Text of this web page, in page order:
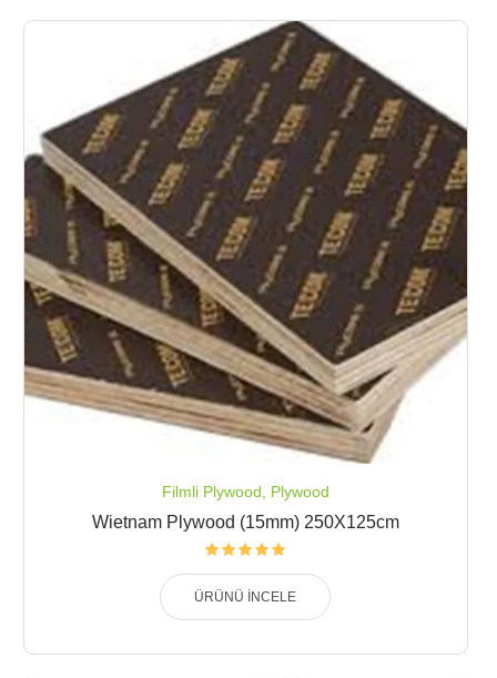
Filmli Plywood Plywood
Wietnam Plywood (15mm) 250X125cm
ÜRÜNÜ İNCELE